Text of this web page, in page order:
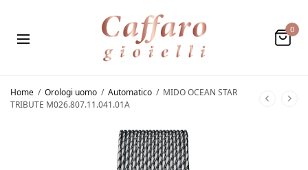
0
Home / Orologi uomo / Automatico / MIDO OCEAN STAR
TRIBUTE M026.807.11.041.01A